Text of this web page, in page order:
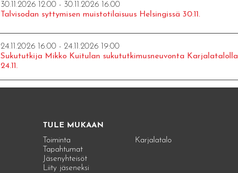
30.11.2026 12:00 - 30.11.2026 16:00
Talvisodan syttymisen muistotilaisuus Helsingissä 30.11.
24.11.2026 16:00 - 24.11.2026 19:00
Sukututkija Mikko Kuitulan sukututkimusneuvonta Karjalatalolla
24.11.
TULE MUKAAN
Toiminta
Tapahtumat
Jäsenyhteisöt
Liity jäseneksi
Karjalatalo